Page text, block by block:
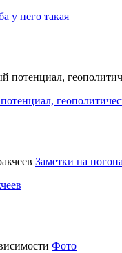
у него такая
Заметки на
Фото